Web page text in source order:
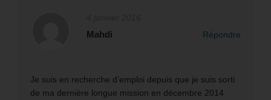
Mahdi Répondre
Je suis en recherche d’emploi depuis que je suis sorti
de ma dernière longue mission en décembre 2014